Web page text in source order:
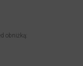
obniżką: